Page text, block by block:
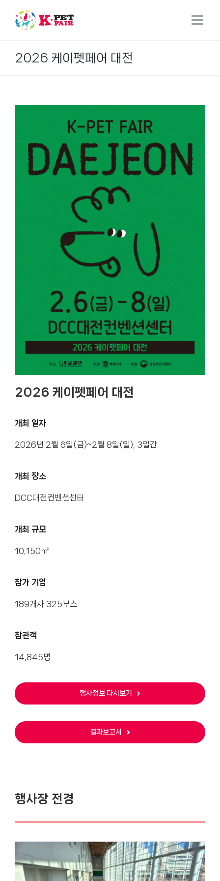
content
2026 케이펫페어 대전
2026 케이펫페어 대전
개최 일자
2026년 2월 6일(금)~2월 8일(일), 3일간
개최 장소
DCC대전컨벤션센터
개최 규모
10,150㎡
참가 기업
189개사 325부스
참관객
14,845명
행사정보 다시보기
결과보고서
행사장 전경